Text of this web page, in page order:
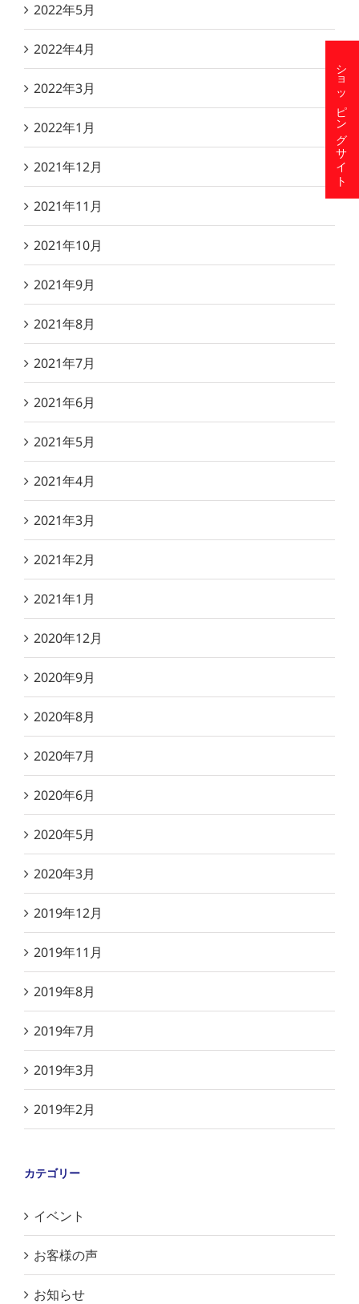
2022年5月
2022年4月
2022年3月
2022年1月
2021年12月
2021年11月
2021年10月
2021年9月
2021年8月
2021年7月
2021年6月
2021年5月
2021年4月
2021年3月
2021年2月
2021年1月
2020年12月
2020年9月
2020年8月
2020年7月
2020年6月
2020年5月
2020年3月
2019年12月
2019年11月
2019年8月
2019年7月
2019年3月
2019年2月
カテゴリー
イベント
お客様の声
お知らせ
ショッピングサイト